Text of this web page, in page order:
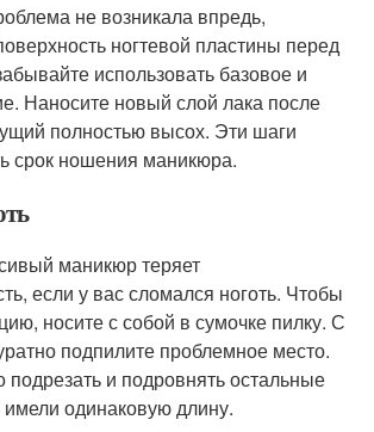
не возникала впредь,
ногтевой пластины перед
использовать базовое и
Наносите новый слой лака после
полностью высох. Эти шаги
срок ношения маникюра.
маникюр теряет
если у вас сломался ноготь. Чтобы
носите с собой в сумочке пилку. С
подпилите проблемное место.
и подровнять остальные
имели одинаковую длину.